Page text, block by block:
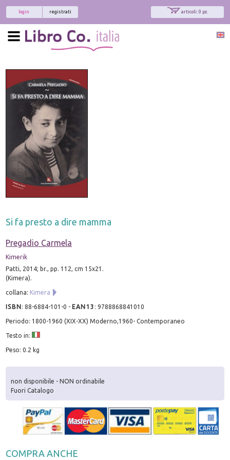
articoli: 0 pz.
registrati
login
Si fa presto a dire mamma
Pregadio Carmela
Kimerik
Patti, 2014; br., pp. 112, cm 15x21.
(Kimera).
collana: Kimera
ISBN:88-6884-101-0 - EAN13 :9788868841010
Periodo: 1800-1960 (XIX-XX) Moderno,1960- Contemporaneo
Testo in:
Peso: 0.2 kg
non disponibile - NON ordinabile
Fuori Catalogo
COMPRA ANCHE